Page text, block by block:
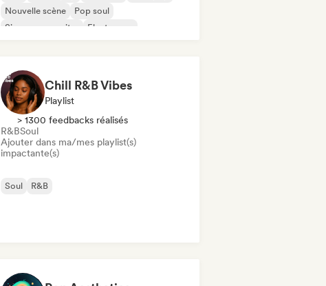
Nouvelle scène
Pop soul
Singer-songwriter
Electropop
Chill R&B Vibes
Playlist
> 1300 feedbacks réalisés
R&BSoul
Ajouter dans ma/mes playlist(s)
impactante(s)
Soul R&B